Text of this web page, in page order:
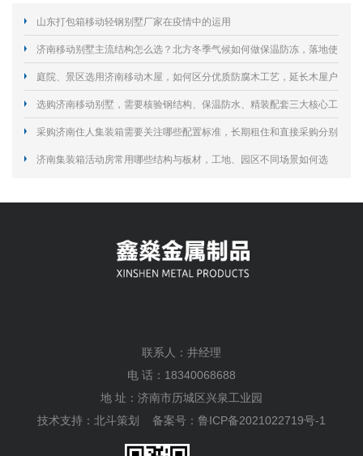
山东打包箱移动轻钢别墅厂家在疫情中的运用
济南移动别墅主流结构怎么选？北方冬季气候如何做保温防冻，落地使
用要规避哪些合规与施工风险？
庭院、景区选用济南移动木屋，如何区分优质防腐木工艺，延长木屋户
外使用寿命？
选购济南移动别墅，需要核验钢结构、保温防水、精装配套三大核心工
艺规避居住隐患？
采购济南住人集装箱需要关注哪些配置标准，长期租住和直接采购分别
怎么选择？
济南集装箱活动房常用哪些结构与板材，工地、园区不同场景如何选
联系人：井经理
电 话：18340068688
地 址：济南市历城区兴泉工业园
技术支持： 北斗策划 备案号： 鲁ICP备2021022719号-1